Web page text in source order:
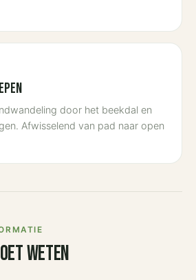
door het beekdal en
Afwisselend van pad naar open
weten